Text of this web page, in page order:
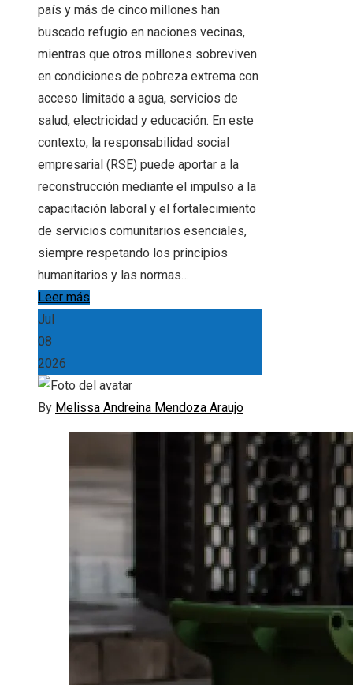
país y más de cinco millones han
buscado refugio en naciones vecinas,
mientras que otros millones sobreviven
en condiciones de pobreza extrema con
acceso limitado a agua, servicios de
salud, electricidad y educación. En este
contexto, la responsabilidad social
empresarial (RSE) puede aportar a la
reconstrucción mediante el impulso a la
capacitación laboral y el fortalecimiento
de servicios comunitarios esenciales,
siempre respetando los principios
humanitarios y las normas…
Leer más
Jul
08
2026
By Melissa Andreina Mendoza Araujo